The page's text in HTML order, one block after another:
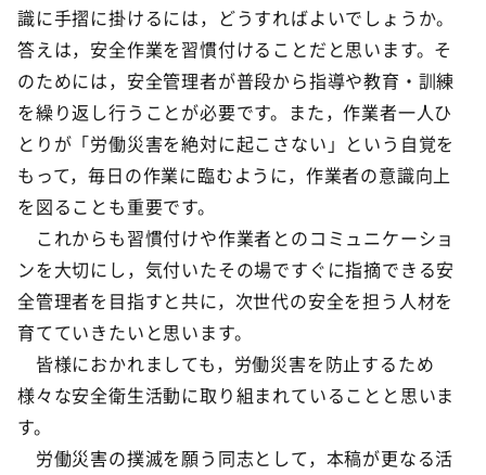
識に手摺に掛けるには，どうすればよいでしょうか。
答えは，安全作業を習慣付けることだと思います。そ
のためには，安全管理者が普段から指導や教育・訓練
を繰り返し行うことが必要です。また，作業者一人ひ
とりが「労働災害を絶対に起こさない」という自覚を
もって，毎日の作業に臨むように，作業者の意識向上
を図ることも重要です。
これからも習慣付けや作業者とのコミュニケーショ
ンを大切にし，気付いたその場ですぐに指摘できる安
全管理者を目指すと共に，次世代の安全を担う人材を
育てていきたいと思います。
皆様におかれましても，労働災害を防止するため
様々な安全衛生活動に取り組まれていることと思いま
す。
労働災害の撲滅を願う同志として，本稿が更なる活